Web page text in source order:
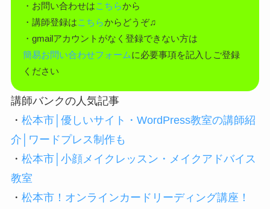
・お問い合わせはこちらから
・講師登録はこちらからどうぞ♫
・gmailアカウントがなく登録できない方は
簡易お問い合わせフォームに必要事項を記入しご登録
ください
講師バンクの人気記事
・ 松本市│優しいサイト・WordPress教室の講師紹
介│ワードプレス制作も
・ 松本市│小顔メイクレッスン・メイクアドバイス
教室
・ 松本市！オンラインカードリーディング講座！